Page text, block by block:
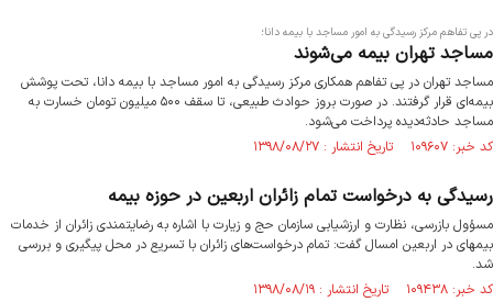
در پی تفاهم مرکز رسیدگی به امور مساجد با بیمه دانا؛
مساجد تهران بیمه می‌شوند
مساجد تهران در پی تفاهم همکاری مرکز رسیدگی به امور مساجد با بیمه دانا، تحت پوشش
بیمه‌ای قرار گرفتند. در صورت بروز حوادث طبیعی، تا سقف ۵۰۰ میلیون تومان خسارت به
مساجد حادثه‌دیده پرداخت ‌می‌شود.
کد خبر: ۱۰۹۶۰۷ تاریخ انتشار : ۱۳۹۸/۰۸/۲۷
رسیدگی به درخواست‌ تمام زائران اربعین در حوزه بیمه
مسؤول بازرسی، نظارت و ارزشیابی سازمان حج و زیارت با اشاره به رضایتمندی زائران از خدمات
بیمه‎ای در اربعین امسال گفت: تمام درخواست‌های زائران با تسریع در محل پیگیری و بررسی
شد.
کد خبر: ۱۰۹۴۳۸ تاریخ انتشار : ۱۳۹۸/۰۸/۱۹